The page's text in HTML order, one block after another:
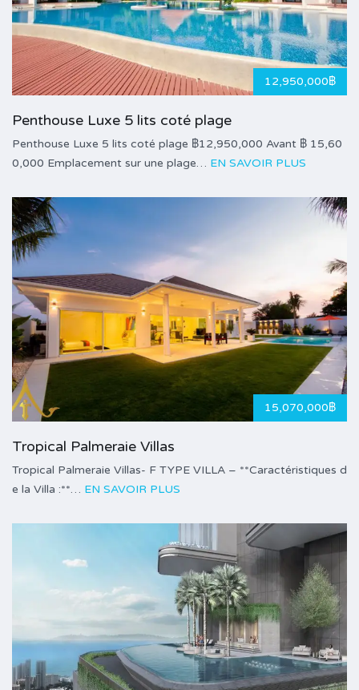
12,950,000฿
Penthouse Luxe 5 lits coté plage
Penthouse Luxe 5 lits coté plage ฿12,950,000 Avant ฿ 15,60
0,000 Emplacement sur une plage… EN SAVOIR PLUS
15,070,000฿
Tropical Palmeraie Villas
Tropical Palmeraie Villas- F TYPE VILLA – **Caractéristiques d
e la Villa :**… EN SAVOIR PLUS